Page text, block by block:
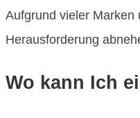
Aufgrund vieler Marken
Herausforderung
Wo kann Ich